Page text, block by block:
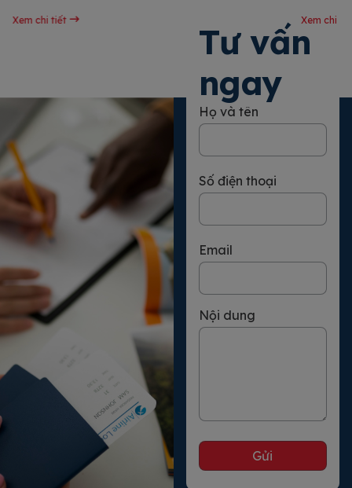
động nước ngoài làm việc hợp pháp tại nước ta và
Xem chi tiết
nhập
hành
Xem chi
Tư vấn
ngay
Họ và tên
Số điện thoại
Email
Nội dung